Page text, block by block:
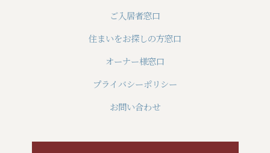
ご入居者窓口
住まいをお探しの方窓口
オーナー様窓口
プライバシーポリシー
お問い合わせ